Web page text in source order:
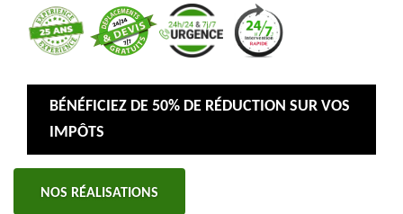
BÉNÉFICIEZ DE 50% DE RÉDUCTION SUR VOS
IMPÔTS
NOS RÉALISATIONS